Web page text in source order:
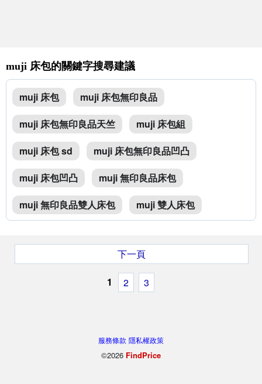
muji 床包的關鍵字搜尋建議
muji 床包
muji 床包無印良品
muji 床包無印良品天竺
muji 床包組
muji 床包 sd
muji 床包無印良品凹凸
muji 床包凹凸
muji 無印良品床包
muji 無印良品雙人床包
muji 雙人床包
下一頁
1 2 3
服務條款 隱私權政策
©2026 FindPrice